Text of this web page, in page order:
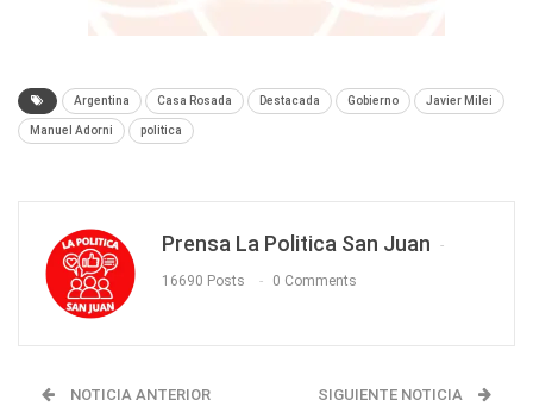
Argentina Casa Rosada Destacada Gobierno Javier Milei
Manuel Adorni politica
Prensa La Politica San Juan
16690 Posts 0 Comments
NOTICIA ANTERIOR SIGUIENTE NOTICIA